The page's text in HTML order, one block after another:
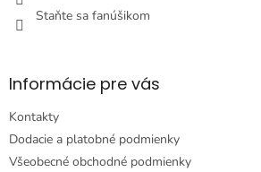
Staňte sa fanúšikom
Informácie pre vás
Kontakty
Dodacie a platobné podmienky
Všeobecné obchodné podmienky